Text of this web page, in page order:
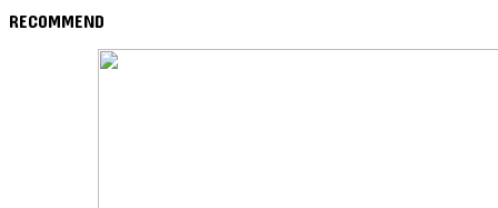
RECOMMEND